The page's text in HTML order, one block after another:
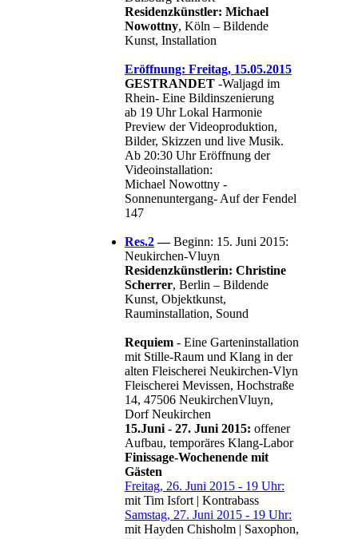
Residenzkünstler: Michael
Nowottny, Köln – Bildende
Kunst, Installation
Eröffnung: Freitag, 15.05.2015
GESTRANDET -Waljagd im
Rhein- Eine Bildinszenierung
ab 19 Uhr Lokal Harmonie
Preview der Videoproduktion,
Bilder, Skizzen und live Musik.
Ab 20:30 Uhr Eröffnung der
Videoinstallation:
Michael Nowottny -
Sonnenuntergang- Auf der Fendel
147
Res.2—Beginn: 15. Juni 2015:
Neukirchen-Vluyn
Residenzkünstlerin: Christine
Scherrer, Berlin – Bildende
Kunst, Objektkunst,
Rauminstallation, Sound
Requiem - Eine Garteninstallation
mit Stille-Raum und Klang in der
alten Fleischerei Neukirchen-Vlyn
Fleischerei Mevissen, Hochstraße
14, 47506 NeukirchenVluyn,
Dorf Neukirchen
15.Juni - 27. Juni 2015: offener
Aufbau, temporäres Klang-Labor
Finissage-Wochenende mit
Gästen
Freitag, 26. Juni 2015 - 19 Uhr:
mit Tim Isfort | Kontrabass
Samstag, 27. Juni 2015 - 19 Uhr:
mit Hayden Chisholm | Saxophon,